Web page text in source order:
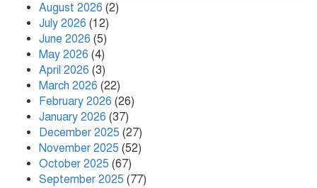
Kafi Sued Over Alleged Land
Grabbing and Extortion
কলাপাড়ায় ৪০ পিস ইয়াবা সহ এক যুবক
গ্রেপ্তার
August 2026 (2)
July 2026 (12)
June 2026 (5)
May 2026 (4)
April 2026 (3)
March 2026 (22)
February 2026 (26)
January 2026 (37)
December 2025 (27)
November 2025 (52)
October 2025 (67)
September 2025 (77)